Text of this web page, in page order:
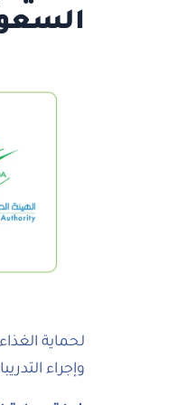
لحماية
وإجراء